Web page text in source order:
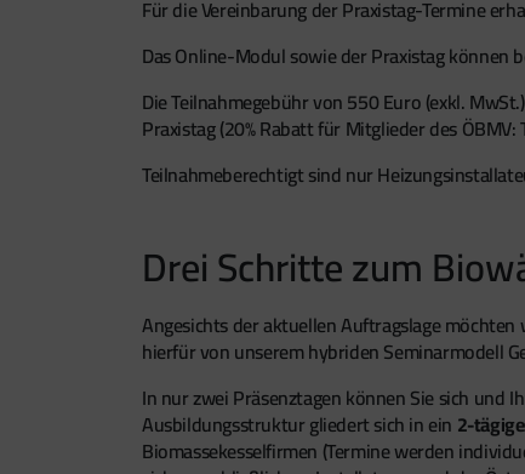
Für die Vereinbarung der Praxistag-Termine
Das Online-Modul sowie der Praxistag
Die Teilnahmegebühr von 550 Euro (exkl.
Praxistag (20% Rabatt für Mitglieder des
Teilnahmeberechtigt sind nur
Drei Schritte zum
Angesichts der aktuellen Auftragslage
hierfür von unserem hybriden Seminarmodell
In nur zwei Präsenztagen können Sie sich
Ausbildungsstruktur gliedert sich in ein 2-
Biomassekesselfirmen (Termine werden